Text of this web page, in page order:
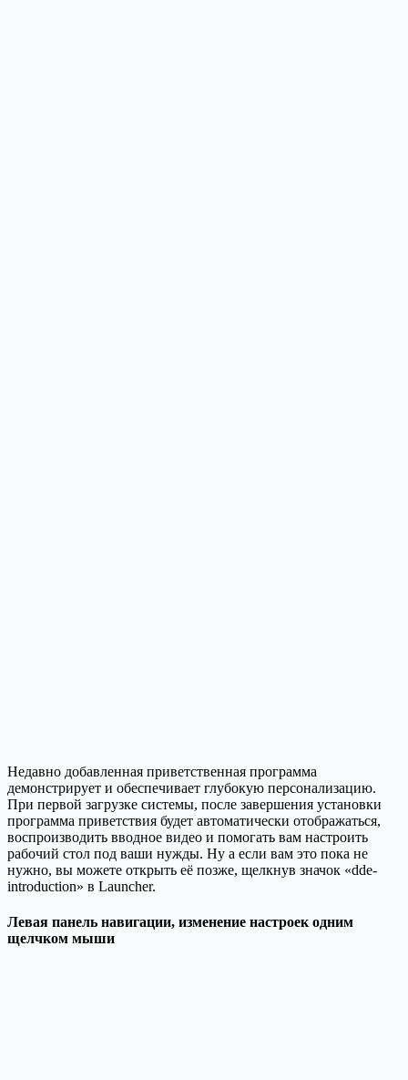
Недавно добавленная приветственная программа
демонстрирует и обеспечивает глубокую персонализацию.
При первой загрузке системы, после завершения установки
программа приветствия будет автоматически отображаться,
воспроизводить вводное видео и помогать вам настроить
рабочий стол под ваши нужды. Ну а если вам это пока не
нужно, вы можете открыть её позже, щелкнув значок «dde-
introduction» в Launcher.
Левая панель навигации, изменение настроек одним
щелчком мыши